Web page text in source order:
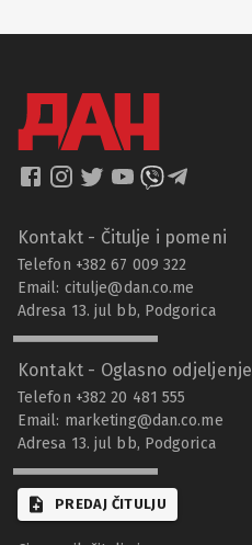
Kontakt - Čitulje i pomeni
Telefon +382 67 009 322
Email: citulje@dan.co.me
Adresa 13. jul bb, Podgorica
Kontakt - Oglasno odjeljenje
Telefon +382 20 481 555
Email: marketing@dan.co.me
Adresa 13. jul bb, Podgorica
PREDAJ ČITULJU